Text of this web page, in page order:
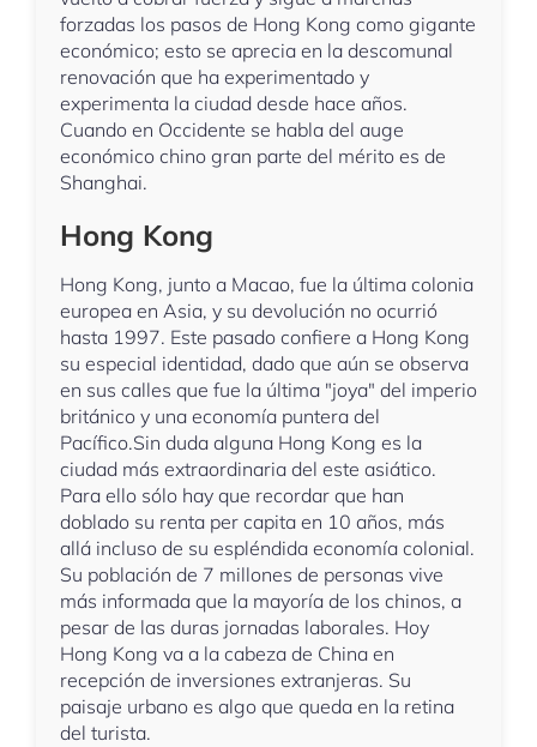
forzadas los pasos de Hong Kong como gigante
económico; esto se aprecia en la descomunal
renovación que ha experimentado y
experimenta la ciudad desde hace años.
Cuando en Occidente se habla del auge
económico chino gran parte del mérito es de
Shanghai.
Hong Kong
Hong Kong, junto a Macao, fue la última colonia
europea en Asia, y su devolución no ocurrió
hasta 1997. Este pasado confiere a Hong Kong
su especial identidad, dado que aún se observa
en sus calles que fue la última "joya" del imperio
británico y una economía puntera del
Pacífico.Sin duda alguna Hong Kong es la
ciudad más extraordinaria del este asiático.
Para ello sólo hay que recordar que han
doblado su renta per capita en 10 años, más
allá incluso de su espléndida economía colonial.
Su población de 7 millones de personas vive
más informada que la mayoría de los chinos, a
pesar de las duras jornadas laborales. Hoy
Hong Kong va a la cabeza de China en
recepción de inversiones extranjeras. Su
paisaje urbano es algo que queda en la retina
del turista.